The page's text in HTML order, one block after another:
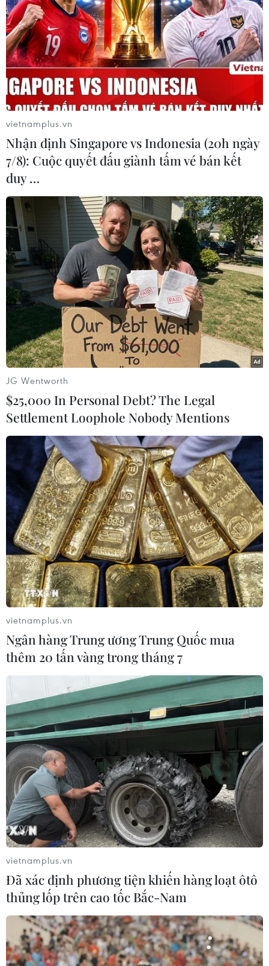
Đến phút 73, Kvaratskhelia gia tăng cách biệt lên thành 4-0.
(Nguồn: Getty Images)
Kết quả này khiến Inter hoàn toàn sụp đổ. (Nguồn: Getty
Images)
Đêm buồn của Inter khép lại ở phút 86 với bàn thua thứ 5 sau
pha dứt điểm của Senny Mayulu. (Nguồn: AP)
Niềm vui của cầu thủ PSG với chiến thắng tưng bừng. (Nguồn:
Getty Images)
Désiré Doué hạnh phúc khi tiếng còi kết thúc trận đấu vang lên.
(Nguồn: Getty Images)
vietnamplus.vn
Nhận định Singapore vs Indonesia (20h ngày
7/8): Cuộc quyết đấu giành tấm vé bán kết
duy …
JG Wentworth
$25,000 In Personal Debt? The Legal
Settlement Loophole Nobody Mentions
vietnamplus.vn
Ngân hàng Trung ương Trung Quốc mua
thêm 20 tấn vàng trong tháng 7
vietnamplus.vn
Đã xác định phương tiện khiến hàng loạt ôtô
thủng lốp trên cao tốc Bắc-Nam